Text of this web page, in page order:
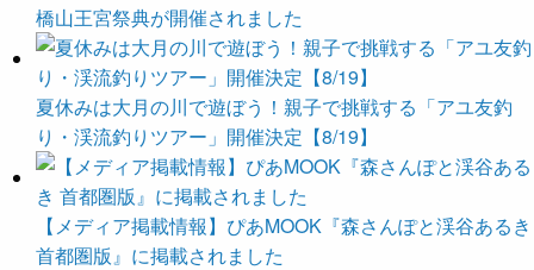
橋山王宮祭典が開催されました
夏休みは大月の川で遊ぼう！親子で挑戦する「アユ友釣
り・渓流釣りツアー」開催決定【8/19】
【メディア掲載情報】ぴあMOOK『森さんぽと渓谷あるき
首都圏版』に掲載されました